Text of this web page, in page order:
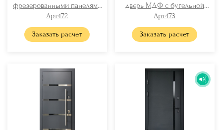
фрезерованными панелями
МДФ
Арт472
Заказать расчет
дверь МДФ с бугельной
ручкой
Арт473
Заказать расчет